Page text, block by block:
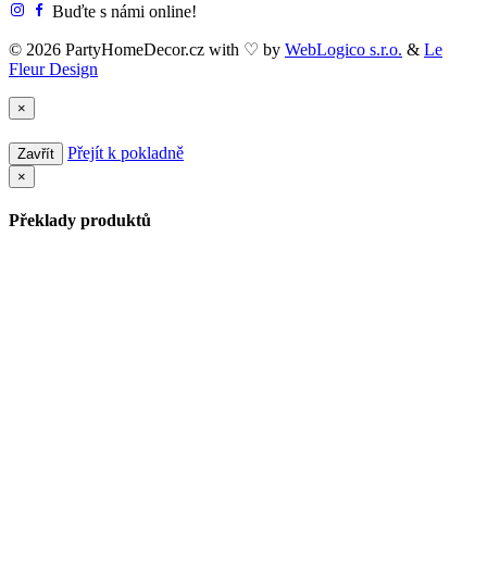
Buďte s námi online!
© 2026 PartyHomeDecor.cz with ♡ by WebLogico s.r.o. & Le
Fleur Design
×
Zavřít Přejít k pokladně
×
Překlady produktů